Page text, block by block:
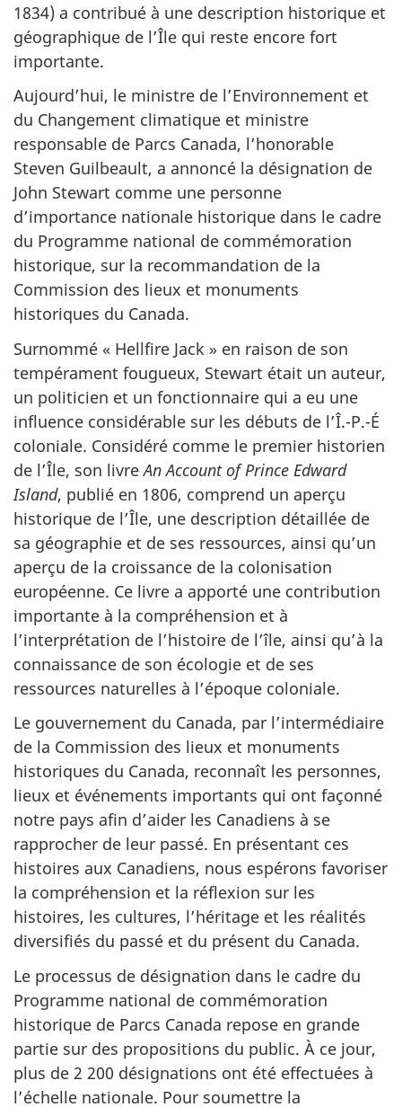
1834) a contribué à une description historique et
géographique de l’Île qui reste encore fort
importante.
Aujourd’hui, le ministre de l’Environnement et
du Changement climatique et ministre
responsable de Parcs Canada, l’honorable
Steven Guilbeault, a annoncé la désignation de
John Stewart comme une personne
d’importance nationale historique dans le cadre
du Programme national de commémoration
historique, sur la recommandation de la
Commission des lieux et monuments
historiques du Canada.
Surnommé « Hellfire Jack » en raison de son
tempérament fougueux, Stewart était un auteur,
un politicien et un fonctionnaire qui a eu une
influence considérable sur les débuts de l’Î.-P.-É
coloniale. Considéré comme le premier historien
de l’Île, son livreAn Account of Prince Edward
Island, publié en 1806, comprend un aperçu
historique de l’Île, une description détaillée de
sa géographie et de ses ressources, ainsi qu’un
aperçu de la croissance de la colonisation
européenne. Ce livre a apporté une contribution
importante à la compréhension et à
l’interprétation de l’histoire de l’île, ainsi qu’à la
connaissance de son écologie et de ses
ressources naturelles à l’époque coloniale.
Le gouvernement du Canada, par l’intermédiaire
de la Commission des lieux et monuments
historiques du Canada, reconnaît les personnes,
lieux et événements importants qui ont façonné
notre pays afin d’aider les Canadiens à se
rapprocher de leur passé. En présentant ces
histoires aux Canadiens, nous espérons favoriser
la compréhension et la réflexion sur les
histoires, les cultures, l’héritage et les réalités
diversifiés du passé et du présent du Canada.
Le processus de désignation dans le cadre du
Programme national de commémoration
historique de Parcs Canada repose en grande
partie sur des propositions du public. À ce jour,
plus de 2 200 désignations ont été effectuées à
l’échelle nationale. Pour soumettre la